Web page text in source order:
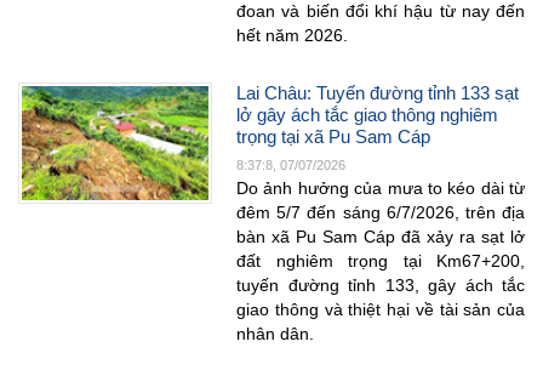
đoan và biến đổi khí hậu từ nay đến
hết năm 2026.
Lai Châu: Tuyến đường tỉnh 133 sạt
lở gây ách tắc giao thông nghiêm
trọng tại xã Pu Sam Cáp
8:37:8, 07/07/2026
Do ảnh hưởng của mưa to kéo dài từ
đêm 5/7 đến sáng 6/7/2026, trên địa
bàn xã Pu Sam Cáp đã xảy ra sạt lở
đất nghiêm trọng tại Km67+200,
tuyến đường tỉnh 133, gây ách tắc
giao thông và thiệt hại về tài sản của
nhân dân.